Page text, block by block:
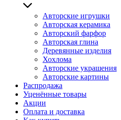
Авторские игрушки
Авторская керамика
Авторский фарфор
Авторская глина
Деревянные изделия
Хохлома
Авторские украшения
Авторские картины
Распродажа
Уценённые товары
Акции
Оплата и доставка